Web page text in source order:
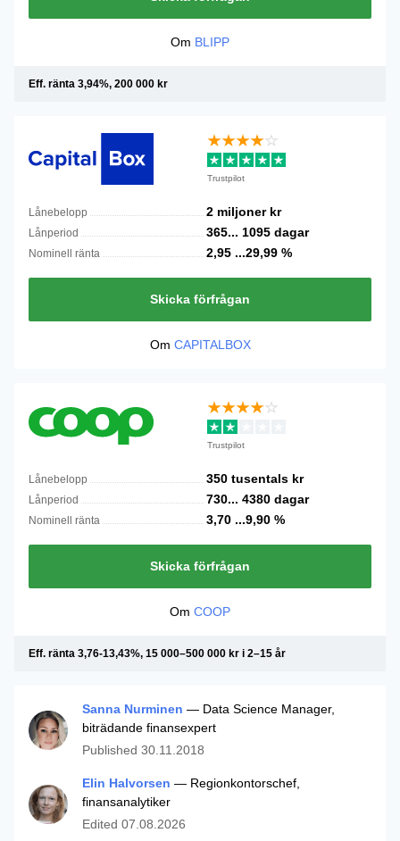
Om BLIPP
Eff. ränta 3,94%, 200 000 kr
Trustpilot
Lånebelopp 2 miljoner kr
Lånperiod 365... 1095 dagar
Nominell ränta 2,95 ...29,99 %
Skicka förfrågan
Om CAPITALBOX
Trustpilot
Lånebelopp 350 tusentals kr
Lånperiod 730... 4380 dagar
Nominell ränta 3,70 ...9,90 %
Skicka förfrågan
Om COOP
Eff. ränta 3,76-13,43%, 15 000–500 000 kr i 2–15 år
Sanna Nurminen — Data Science Manager,
biträdande finansexpert
Published 30.11.2018
Elin Halvorsen — Regionkontorschef,
finansanalytiker
Edited 07.08.2026